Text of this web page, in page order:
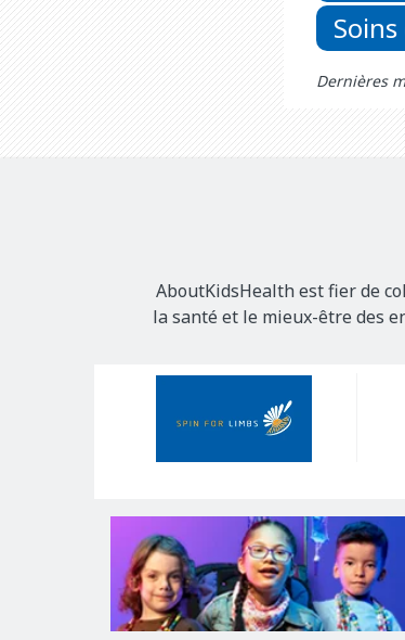
Dernières
AboutKidsHealth est fier de
la santé et le mieux-être des